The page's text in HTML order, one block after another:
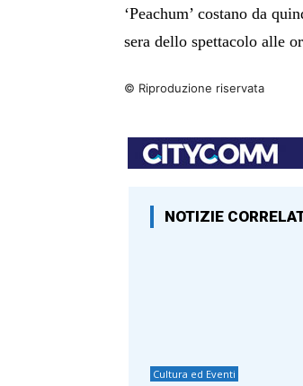
‘Peachum’ costano da
sera dello spettacolo alle
© Riproduzione riservata
NOTIZIE
Cultura ed Eventi